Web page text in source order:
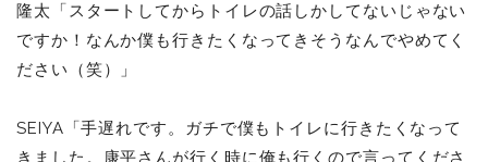
隆太「スタートしてからトイレの話しかしてないじゃない
ですか！なんか僕も行きたくなってきそうなんでやめてく
ださい（笑）」
SEIYA 「手遅れです。ガチで僕もトイレに行きたくなって
きました。康平さんが行く時に俺も行くので言ってくださ